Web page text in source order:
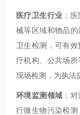
医疗卫生行业 ：
械等区域和物品
卫生检测，可有
疗机构、公共场
现场检测，为执法
环境监测领域 ：
行微生物污染检测